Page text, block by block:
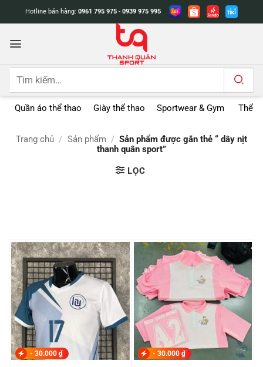
dung
Hotline bán hàng: 0961 795 975 - 0939 975 995
Tìm
Quần áo thể thao Giày thể thao Sportwear & Gym Thể
Trang chủ / Sản phẩm / Sản phẩm được gắn thẻ “ dây nịt
thanh quân sport”
LỌC
- 30.000 ₫ - 30.000 ₫